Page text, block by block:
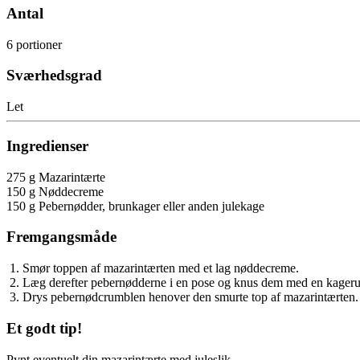
Antal
6 portioner
Sværhedsgrad
Let
Ingredienser
275 g Mazarintærte
150 g Nøddecreme
150 g Pebernødder, brunkager eller anden julekage
Fremgangsmåde
Smør toppen af mazarintærten med et lag nøddecreme.
Læg derefter pebernødderne i en pose og knus dem med en
Drys pebernødcrumblen henover den smurte top af mazarintærten.
Et godt tip!